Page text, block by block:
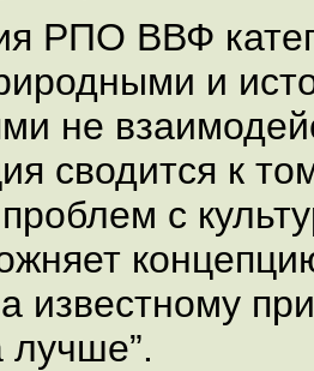
РПО ВВФ
и
не
сводится к
с
известному